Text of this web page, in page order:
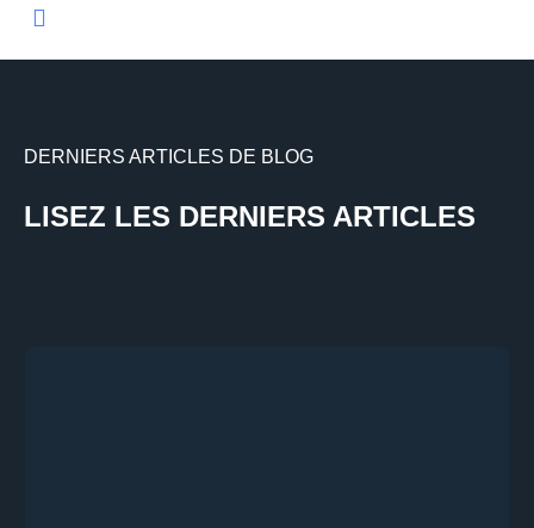
DERNIERS ARTICLES DE BLOG
LISEZ LES DERNIERS ARTICLES